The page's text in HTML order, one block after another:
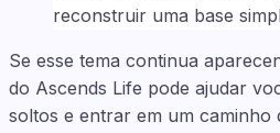
reconstruir uma base
Se esse tema continua
do Ascends Life pode ajudar
soltos e entrar em um caminho